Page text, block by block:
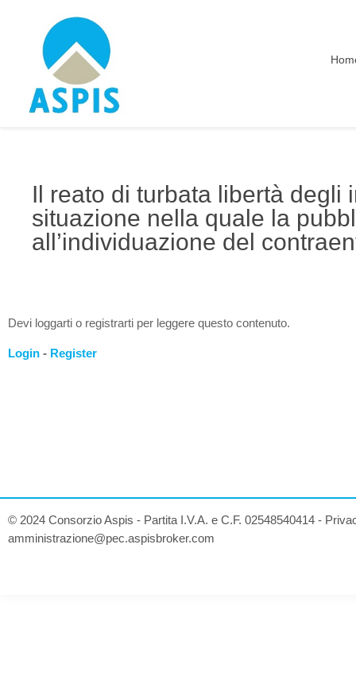
Il reato di turbata libertà degli
situazione nella quale la
all’individuazione del
Devi loggarti o registrarti per leggere questo contenuto.
Login - Register
© 2024 Consorzio Aspis - Partita I.V.A. e C.F. 02548540414 -
amministrazione@pec.aspisbroker.com